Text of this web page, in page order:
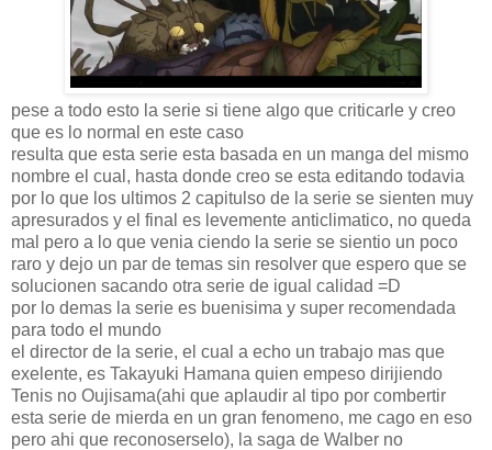
pese a todo esto la serie si tiene algo que criticarle y creo
que es lo normal en este caso
resulta que esta serie esta basada en un manga del mismo
nombre el cual, hasta donde creo se esta editando todavia
por lo que los ultimos 2 capitulso de la serie se sienten muy
apresurados y el final es levemente anticlimatico, no queda
mal pero a lo que venia ciendo la serie se sientio un poco
raro y dejo un par de temas sin resolver que espero que se
solucionen sacando otra serie de igual calidad =D
por lo demas la serie es buenisima y super recomendada
para todo el mundo
el director de la serie, el cual a echo un trabajo mas que
exelente, es Takayuki Hamana quien empeso dirijiendo
Tenis no Oujisama(ahi que aplaudir al tipo por combertir
esta serie de mierda en un gran fenomeno, me cago en eso
pero ahi que reconoserselo), la saga de Walber no